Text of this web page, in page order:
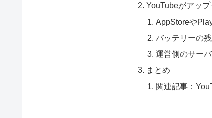
YouTubeがアッ
AppStoreや
バッテリーの
運営側のサー
まとめ
関連記事：